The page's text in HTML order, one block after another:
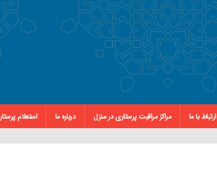
ارتباط با ما مراکز مراقبت پرستاری در منزل درباره ما استعلام پرستار